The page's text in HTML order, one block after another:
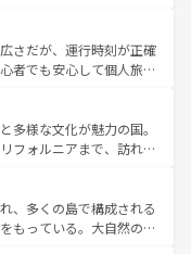
全く異なる文化を体験で
フランス情報はコンテンツ一覧
なお、新着の
照してほしい。
た、優雅なアフタヌーン
い英国パブ、サッカー観
験も豊富。イギリスを旅
さだが、運行時刻が正確
者でも安心して個人旅行
スならではのユニークな
でなく町歩きも満喫する
ため物価も高いが、旅行
できる。 なお、新
を参照してほしい。
多様な文化が魅力の国。
フォルニアまで、訪れる
ッピング、エンターテイ
ットだ。一方、アメリカ
ドキャニオンやイエロー
、多くの島で構成される
もっている。大自然の神